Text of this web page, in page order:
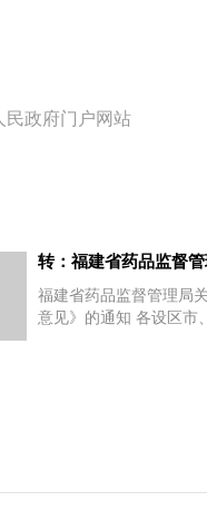
民政府门户网站
转：福建省药品监督
福建省药品监督管理局
意见》的通知 各设区市